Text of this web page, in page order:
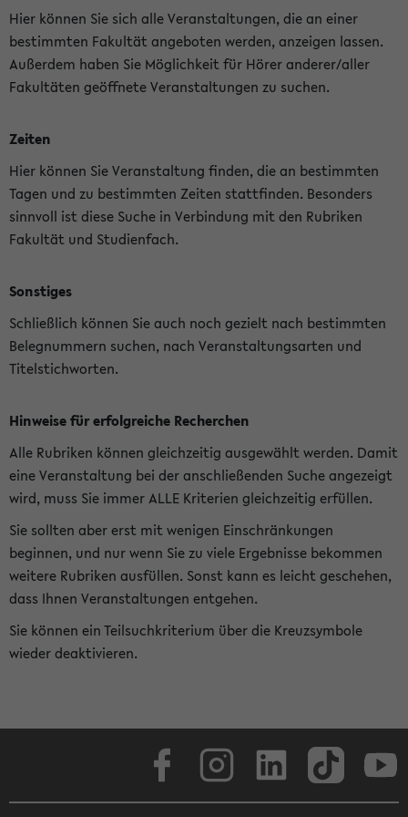
Hier können Sie sich alle Veranstaltungen, die an einer
bestimmten Fakultät angeboten werden, anzeigen lassen.
Außerdem haben Sie Möglichkeit für Hörer anderer/aller
Fakultäten geöffnete Veranstaltungen zu suchen.
Zeiten
Hier können Sie Veranstaltung finden, die an bestimmten
Tagen und zu bestimmten Zeiten stattfinden. Besonders
sinnvoll ist diese Suche in Verbindung mit den Rubriken
Fakultät und Studienfach.
Sonstiges
Schließlich können Sie auch noch gezielt nach bestimmten
Belegnummern suchen, nach Veranstaltungsarten und
Titelstichworten.
Hinweise für erfolgreiche Recherchen
Alle Rubriken können gleichzeitig ausgewählt werden. Damit
eine Veranstaltung bei der anschließenden Suche angezeigt
wird, muss Sie immer ALLE Kriterien gleichzeitig erfüllen.
Sie sollten aber erst mit wenigen Einschränkungen
beginnen, und nur wenn Sie zu viele Ergebnisse bekommen
weitere Rubriken ausfüllen. Sonst kann es leicht geschehen,
dass Ihnen Veranstaltungen entgehen.
Sie können ein Teilsuchkriterium über die Kreuzsymbole
wieder deaktivieren.